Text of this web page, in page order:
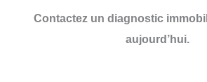
Contactez un diagnostic
aujourd’hui.